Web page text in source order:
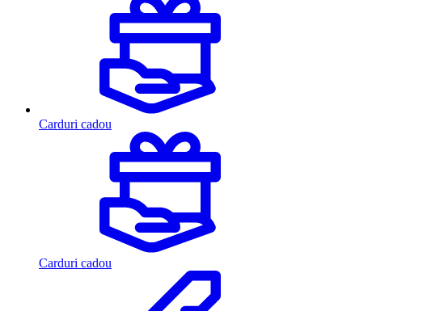
Carduri cadou
Carduri cadou